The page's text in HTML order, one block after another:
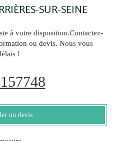
SUR-SEINE
à votre disposition.Contactez-
ou devis. Nous vous
!
un devis